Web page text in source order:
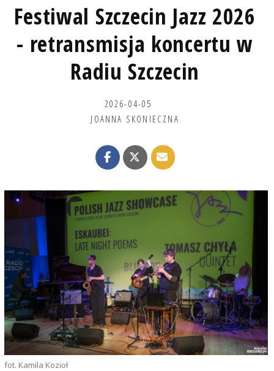
Festiwal Szczecin Jazz 2026
- retransmisja koncertu w
Radiu Szczecin
2026-04-05
JOANNA SKONIECZNA
fot. Kamila Kozioł